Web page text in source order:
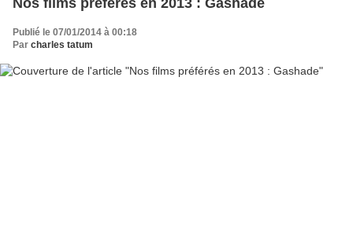
Publié le 07/01/2014 à 00:18
Par charles tatum